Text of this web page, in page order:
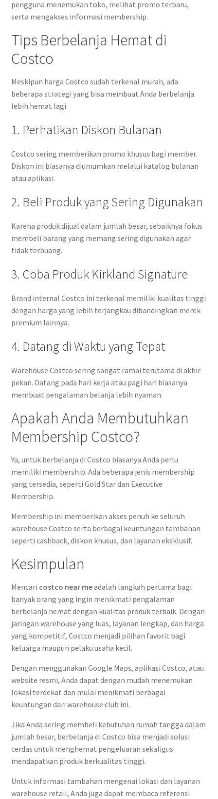
pengguna menemukan toko, melihat promo terbaru,
serta mengakses informasi membership.
Tips Berbelanja Hemat di
Costco
Meskipun harga Costco sudah terkenal murah, ada
beberapa strategi yang bisa membuat Anda berbelanja
lebih hemat lagi.
1. Perhatikan Diskon Bulanan
Costco sering memberikan promo khusus bagi member.
Diskon ini biasanya diumumkan melalui katalog bulanan
atau aplikasi.
2. Beli Produk yang Sering Digunakan
Karena produk dijual dalam jumlah besar, sebaiknya fokus
membeli barang yang memang sering digunakan agar
tidak terbuang.
3. Coba Produk Kirkland Signature
Brand internal Costco ini terkenal memiliki kualitas tinggi
dengan harga yang lebih terjangkau dibandingkan merek
premium lainnya.
4. Datang di Waktu yang Tepat
Warehouse Costco sering sangat ramai terutama di akhir
pekan. Datang pada hari kerja atau pagi hari biasanya
membuat pengalaman belanja lebih nyaman.
Apakah Anda Membutuhkan
Membership Costco?
Ya, untuk berbelanja di Costco biasanya Anda perlu
memiliki membership. Ada beberapa jenis membership
yang tersedia, seperti Gold Star dan Executive
Membership.
Membership ini memberikan akses penuh ke seluruh
warehouse Costco serta berbagai keuntungan tambahan
seperti cashback, diskon khusus, dan layanan eksklusif.
Kesimpulan
Mencari costco near meadalah langkah pertama bagi
banyak orang yang ingin menikmati pengalaman
berbelanja hemat dengan kualitas produk terbaik. Dengan
jaringan warehouse yang luas, layanan lengkap, dan harga
yang kompetitif, Costco menjadi pilihan favorit bagi
keluarga maupun pelaku usaha kecil.
Dengan menggunakan Google Maps, aplikasi Costco, atau
website resmi, Anda dapat dengan mudah menemukan
lokasi terdekat dan mulai menikmati berbagai
keuntungan dari warehouse club ini.
Jika Anda sering membeli kebutuhan rumah tangga dalam
jumlah besar, berbelanja di Costco bisa menjadi solusi
cerdas untuk menghemat pengeluaran sekaligus
mendapatkan produk berkualitas tinggi.
Untuk informasi tambahan mengenai lokasi dan layanan
warehouse retail, Anda juga dapat membaca referensi